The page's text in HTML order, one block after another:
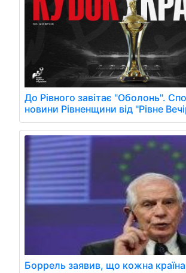
До Рівного завітає "Оболонь".
новини Рівненщини від "Рівне
Боррель заявив, що кожна країна